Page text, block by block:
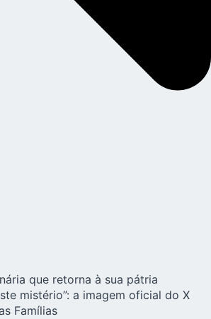
que retorna à sua pátria
mistério”: a imagem oficial do X
Famílias